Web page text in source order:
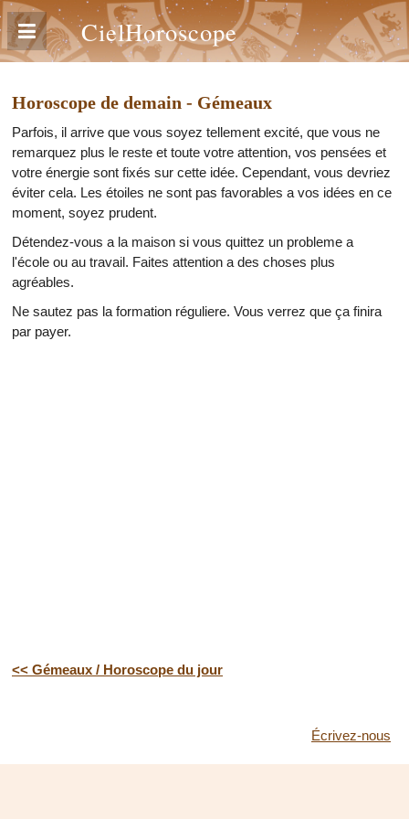
CielHoroscope
Horoscope de demain - Gémeaux
Parfois, il arrive que vous soyez tellement excité, que vous ne
remarquez plus le reste et toute votre attention, vos pensées et
votre énergie sont fixés sur cette idée. Cependant, vous devriez
éviter cela. Les étoiles ne sont pas favorables a vos idées en ce
moment, soyez prudent.
Détendez-vous a la maison si vous quittez un probleme a
l'école ou au travail. Faites attention a des choses plus
agréables.
Ne sautez pas la formation réguliere. Vous verrez que ça finira
par payer.
<< Gémeaux / Horoscope du jour
Écrivez-nous